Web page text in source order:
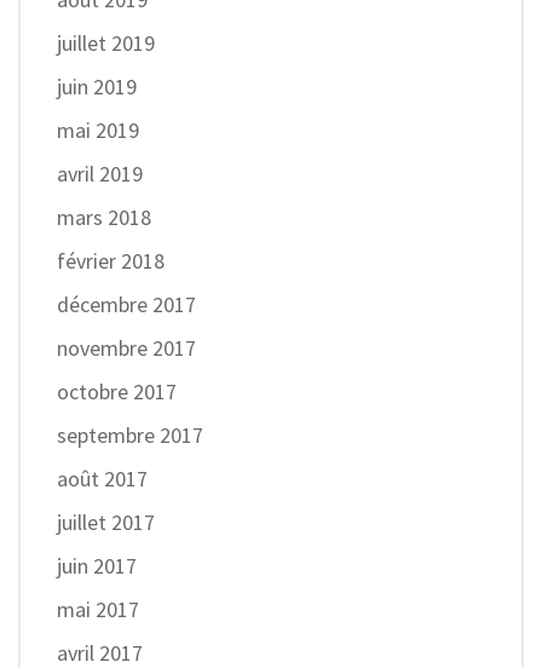
juillet 2019
juin 2019
mai 2019
avril 2019
mars 2018
février 2018
décembre 2017
novembre 2017
octobre 2017
septembre 2017
août 2017
juillet 2017
juin 2017
mai 2017
avril 2017